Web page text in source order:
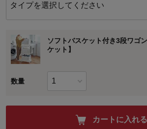
タイプを選択してください
ソフトバスケット付き3段ワゴ
ケット】
数量
カートに入れる